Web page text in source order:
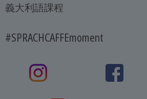
義大利語課程
#SPRACHCAFFEmoment